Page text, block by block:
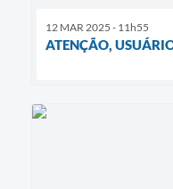
12 MAR 2025 - 11h55
ATENÇÃO,